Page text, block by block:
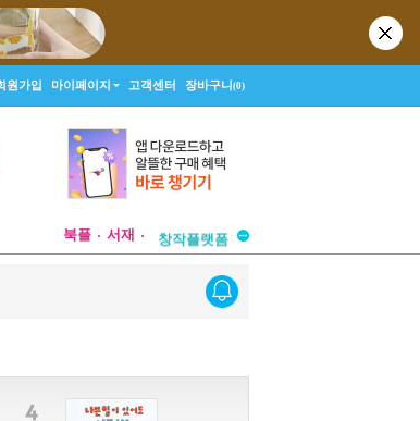
원가입 마이페이지 고객센터 장바구니(0)
북플 서재
창작플랫폼